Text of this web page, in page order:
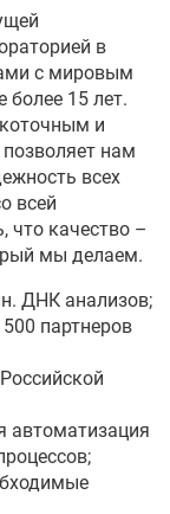
в
с мировым
более 15 лет.
и
нам
всех
всей
что качество –
мы делаем.
ДНК анализов;
партнеров
автоматизация